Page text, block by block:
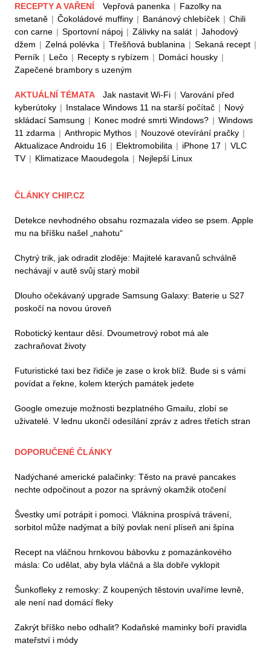
RECEPTY A VAŘENÍ Vepřová panenka | Fazolky na
smetaně | Čokoládové muffiny | Banánový chlebíček | Chili
con carne | Sportovní nápoj | Zálivky na salát | Jahodový
džem | Zelná polévka | Třešňová bublanina | Sekaná recept |
Perník | Lečo | Recepty s rybízem | Domácí housky |
Zapečené brambory s uzeným
AKTUÁLNÍ TÉMATA Jak nastavit Wi-Fi | Varování před
kyberútoky | Instalace Windows 11 na starší počítač | Nový
skládací Samsung | Konec modré smrti Windows? | Windows
11 zdarma | Anthropic Mythos | Nouzové otevírání pračky |
Aktualizace Androidu 16 | Elektromobilita | iPhone 17 | VLC
TV | Klimatizace Maoudegola | Nejlepší Linux
ČLÁNKY CHIP.CZ
Detekce nevhodného obsahu rozmazala video se psem. Apple
mu na bříšku našel „nahotu“
Chytrý trik, jak odradit zloděje: Majitelé karavanů schválně
nechávají v autě svůj starý mobil
Dlouho očekávaný upgrade Samsung Galaxy: Baterie u S27
poskočí na novou úroveň
Robotický kentaur děsí. Dvoumetrový robot má ale
zachraňovat životy
Futuristické taxi bez řidiče je zase o krok blíž. Bude si s vámi
povídat a řekne, kolem kterých památek jedete
Google omezuje možnosti bezplatného Gmailu, zlobí se
uživatelé. V lednu ukončí odesílání zpráv z adres třetích stran
DOPORUČENÉ ČLÁNKY
Nadýchané americké palačinky: Těsto na pravé pancakes
nechte odpočinout a pozor na správný okamžik otočení
Švestky umí potrápit i pomoci. Vláknina prospívá trávení,
sorbitol může nadýmat a bílý povlak není plíseň ani špína
Recept na vláčnou hrnkovou bábovku z pomazánkového
másla: Co udělat, aby byla vláčná a šla dobře vyklopit
Šunkofleky z remosky: Z koupených těstovin uvaříme levně,
ale není nad domácí fleky
Zakrýt bříško nebo odhalit? Kodaňské maminky boří pravidla
mateřství i módy